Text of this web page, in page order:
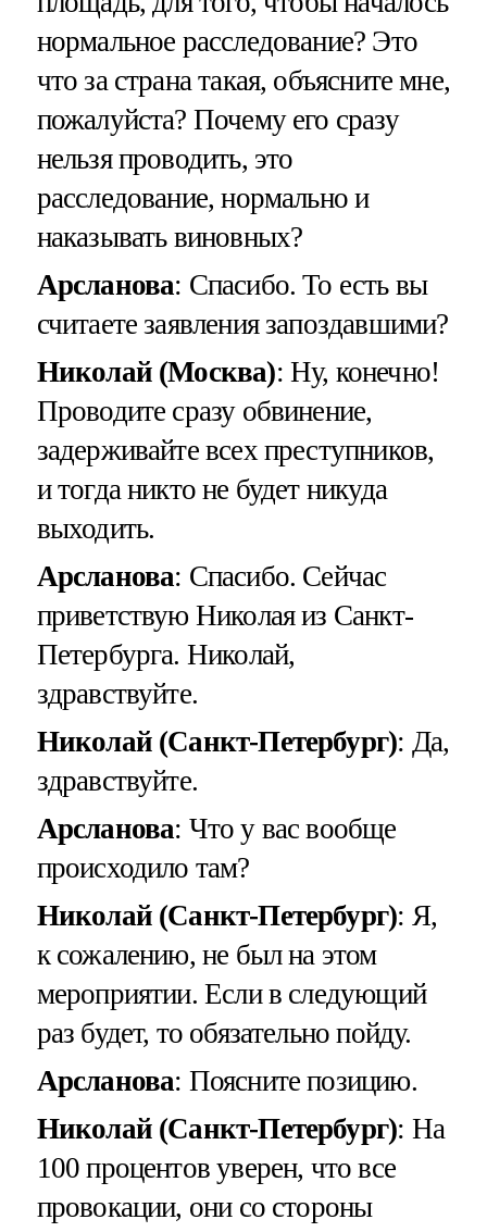
нормальное расследование? Это
что за страна такая, объясните мне,
пожалуйста? Почему его сразу
нельзя проводить, это
расследование, нормально и
наказывать виновных?
Арсланова: Спасибо. То есть вы
считаете заявления запоздавшими?
Николай (Москва): Ну, конечно!
Проводите сразу обвинение,
задерживайте всех преступников,
и тогда никто не будет никуда
выходить.
Арсланова: Спасибо. Сейчас
приветствую Николая из Санкт-
Петербурга. Николай,
здравствуйте.
Николай (Санкт-Петербург): Да,
здравствуйте.
Арсланова: Что у вас вообще
происходило там?
Николай (Санкт-Петербург): Я,
к сожалению, не был на этом
мероприятии. Если в следующий
раз будет, то обязательно пойду.
Арсланова: Поясните позицию.
Николай (Санкт-Петербург): На
100 процентов уверен, что все
провокации, они со стороны